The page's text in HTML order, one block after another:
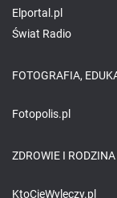
Elportal.pl
Świat Radio
FOTOGRAFIA,
Fotopolis.pl
ZDROWIE I RODZINA
KtoCieWyleczy.pl